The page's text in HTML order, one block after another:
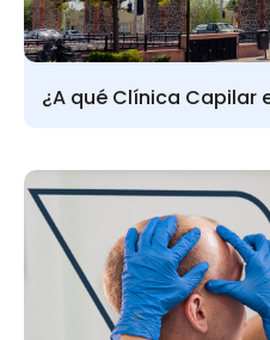
¿A qué Clínica Capilar